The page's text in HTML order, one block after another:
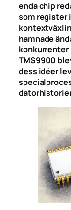
enda chip
som register
hamnade
konkurrenter
TMS9900
dess idéer